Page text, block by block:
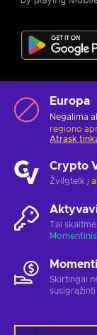
Europa
Negalima
regiono
Atrask
Crypto
Žvilgtelk į
Tai
Skirtingai